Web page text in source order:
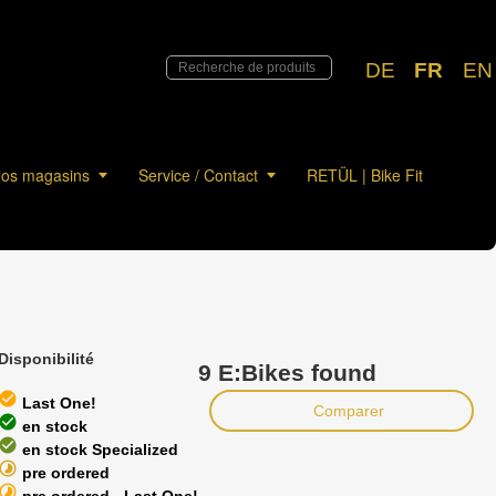
DE FR EN
magasins Service / Contact RETÜL | Bike Fit
Disponibilité
check_circle Last One!
check_circle en stock
check_circle en stock Specialized
timelapse pre ordered
timelapse
9 E:Bikes found
Comparer